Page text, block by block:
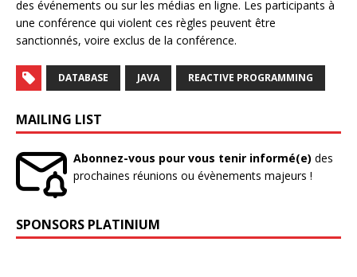
des événements ou sur les médias en ligne. Les participants à
une conférence qui violent ces règles peuvent être
sanctionnés, voire exclus de la conférence.
DATABASE JAVA REACTIVE PROGRAMMING
MAILING LIST
Abonnez-vous pour vous tenir informé(e) des
prochaines réunions ou évènements majeurs !
SPONSORS PLATINIUM